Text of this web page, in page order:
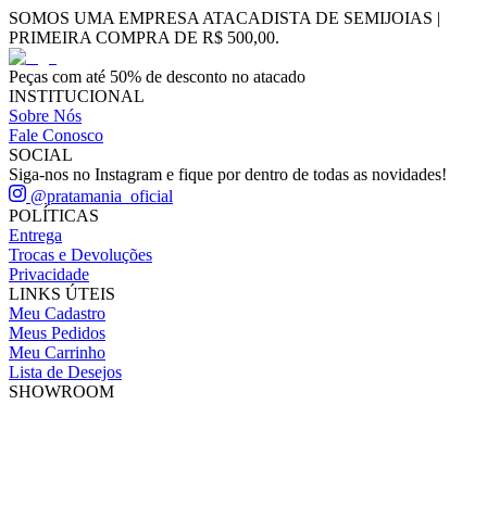
SOMOS UMA EMPRESA ATACADISTA DE SEMIJOIAS |
PRIMEIRA COMPRA DE R$ 500,00.
Peças com até 50% de desconto no atacado
INSTITUCIONAL
Sobre Nós
Fale Conosco
SOCIAL
Siga-nos no Instagram e fique por dentro de todas as novidades!
@pratamania_oficial
POLÍTICAS
Entrega
Trocas e Devoluções
Privacidade
LINKS ÚTEIS
Meu Cadastro
Meus Pedidos
Meu Carrinho
Lista de Desejos
SHOWROOM